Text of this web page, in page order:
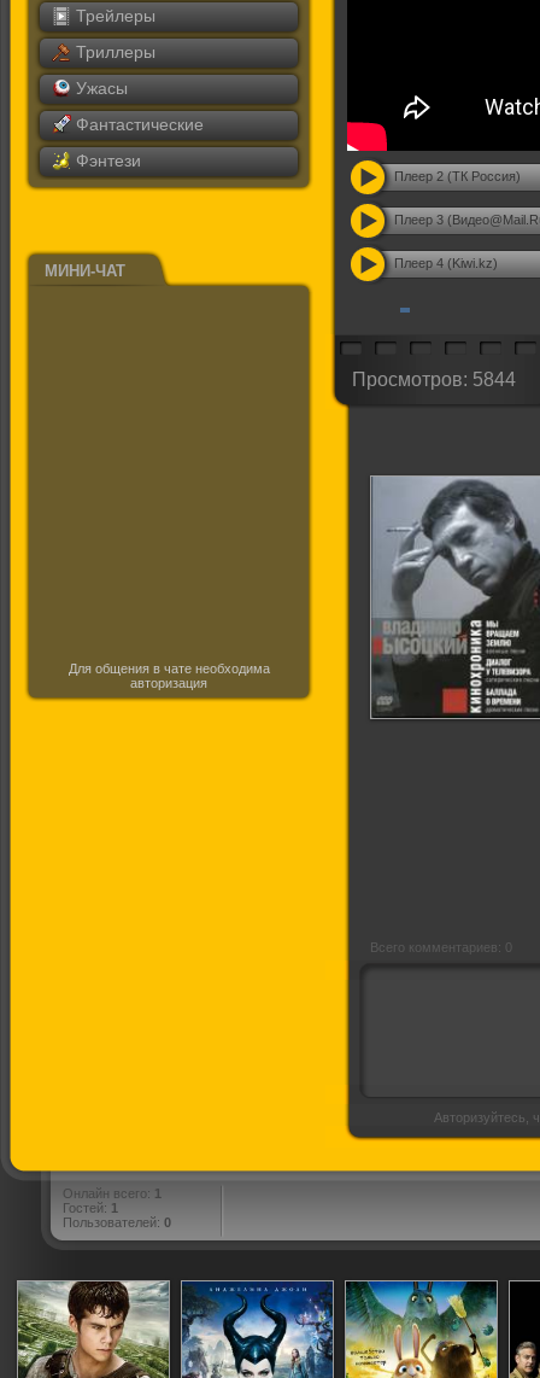
Трейлеры
Триллеры
Ужасы
Фантастические
Фэнтези
МИНИ-ЧАТ
Для общения в чате необходима
авторизация
Плеер 2 (ТК Россия)
Плеер 3
Плеер 4 (Kiwi.kz)
Просмотров: 5844
Всего комментариев: 0
Авторизуйтесь,
Онлайн всего: 1
Гостей: 1
Пользователей: 0